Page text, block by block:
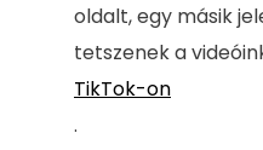
oldalt, egy másik
tetszenek a
TikTok-on
.